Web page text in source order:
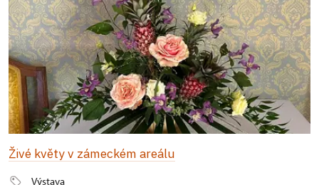
Živé květy v zámeckém areálu
Výstava